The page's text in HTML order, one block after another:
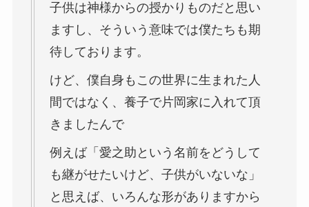
子供は神様からの授かりものだと思い
ますし、そういう意味では僕たちも期
待しております。
けど、僕自身もこの世界に生まれた人
間ではなく、養子で片岡家に入れて頂
きましたんで
例えば「愛之助という名前をどうして
も継がせたいけど、子供がいないな」
と思えば、いろんな形がありますから